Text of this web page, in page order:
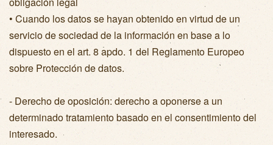
• Cuando los datos se hayan obtenido en virtud de un
servicio de sociedad de la información en base a lo
dispuesto en el art. 8 apdo. 1 del Reglamento Europeo
sobre Protección de datos.
- Derecho de oposición: derecho a oponerse a un
determinado tratamiento basado en el consentimiento del
interesado.